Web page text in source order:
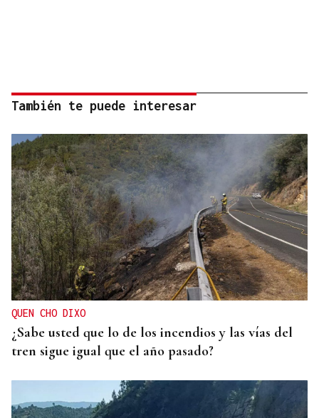
También te puede interesar
QUEN CHO DIXO
¿Sabe usted que lo de los incendios y las vías del
tren sigue igual que el año pasado?